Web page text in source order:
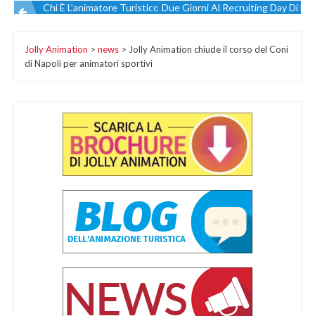
Navigazione
articoli
Chi È L’animatore Turistico?Due Giorni Al Recruiting Day Di
Jolly Animation > news > Jolly Animation chiude il corso del Coni
di Napoli per animatori sportivi